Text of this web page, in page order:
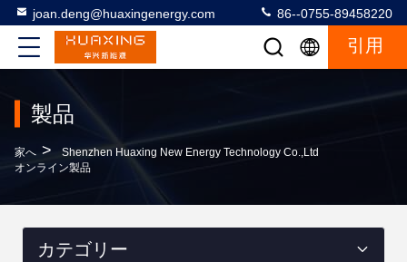
joan.deng@huaxingenergy.com 86--0755-89458220
引用
製品
家へ >
Shenzhen Huaxing New Energy Technology Co.,Ltd
オンライン製品
カテゴリー